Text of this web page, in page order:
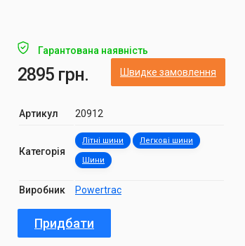
Гарантована наявність
2895 грн. Швидке замовлення
Артикул 20912
Категорія
Літні шини Легкові шини
Шини
Виробник Powertrac
Придбати